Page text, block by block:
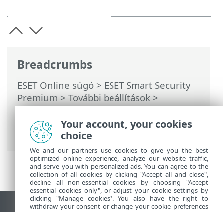
Breadcrumbs
ESET Online súgó > ESET Smart Security
Premium>További beállítások>
Védelmek>Webhozzáférés-védelem>
URL-listák kezelése> Új címlista
létrehozása
Your account, your cookies
choice
We and our partners use cookies to give you the best
optimized online experience, analyze our website traffic,
and serve you with personalized ads. You can agree to the
collection of all cookies by clicking "Accept all and close",
decline all non-essential cookies by choosing "Accept
essential cookies only", or adjust your cookie settings by
clicking "Manage cookies". You also have the right to
withdraw your consent or change your cookie preferences